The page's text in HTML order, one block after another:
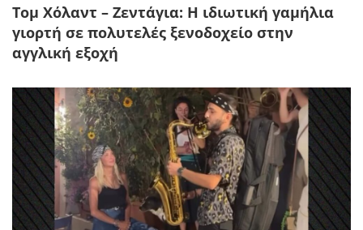
Τομ Χόλαντ – Ζεντάγια: Η ιδιωτική γαμήλια
γιορτή σε πολυτελές ξενοδοχείο στην
αγγλική εξοχή